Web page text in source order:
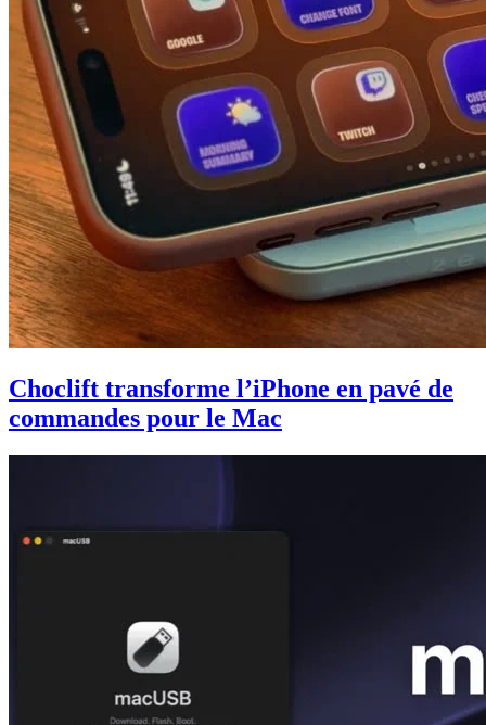
Choclift transforme l’iPhone en pavé de
commandes pour le Mac